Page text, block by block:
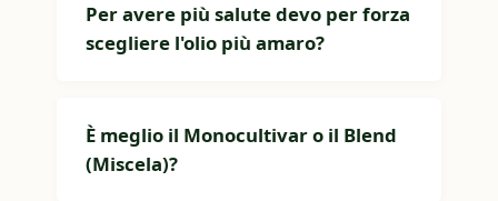
Per avere più salute devo per forza
scegliere l'olio più amaro?
È meglio il Monocultivar o il Blend
(Miscela)?